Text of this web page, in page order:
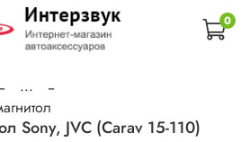
0
...
Sony, JVC (Carav 15-110)